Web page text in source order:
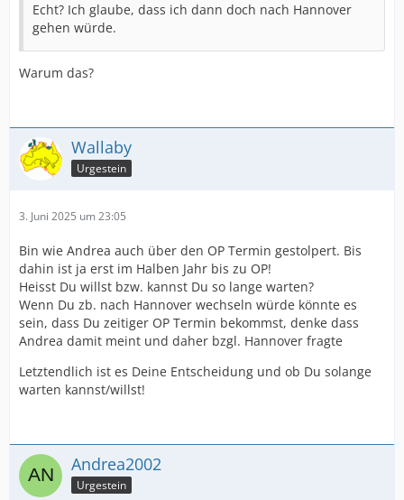
Echt? Ich glaube, dass ich dann doch nach Hannover
gehen würde.
Warum das?
Wallaby
Urgestein
3. Juni 2025 um 23:05
Bin wie Andrea auch über den OP Termin gestolpert. Bis
dahin ist ja erst im Halben Jahr bis zu OP!
Heisst Du willst bzw. kannst Du so lange warten?
Wenn Du zb. nach Hannover wechseln würde könnte es
sein, dass Du zeitiger OP Termin bekommst, denke dass
Andrea damit meint und daher bzgl. Hannover fragte
Letztendlich ist es Deine Entscheidung und ob Du solange
warten kannst/willst!
Andrea2002
Urgestein